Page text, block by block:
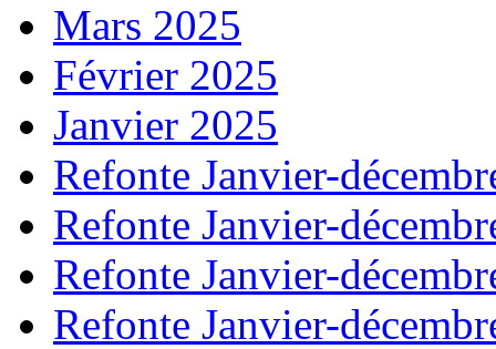
Mars 2025
Février 2025
Janvier 2025
Refonte Janvier-
Refonte Janvier-
Refonte Janvier-
Refonte Janvier-